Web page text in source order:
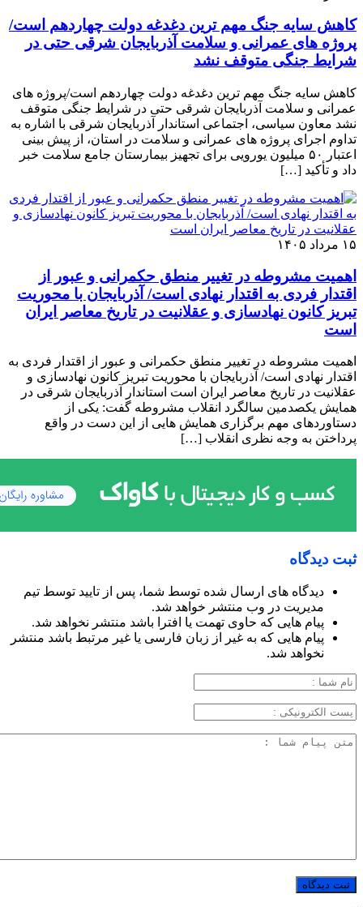
کاهش سایه جنگ مهم ‌ترین دغدغه دولت چهاردهم است/
پروژه ‌های عمرانی و سلامت آذربایجان شرقی حتی در
شرایط جنگی متوقف نشد
کاهش سایه جنگ مهم ‌ترین دغدغه دولت چهاردهم است/پروژه ‌های
عمرانی و سلامت آذربایجان شرقی حتی در شرایط جنگی متوقف
نشد معاون سیاسی، اجتماعی استاندار آذربایجان شرقی با اشاره به
تداوم اجرای پروژه ‌های عمرانی و سلامت در استان، از پیش ‌بینی
اعتبار ۵۰ میلیون یورویی برای تجهیز بیمارستان جامع سلامت خبر
داد و تأکید […]
۱۵ مرداد ۱۴۰۵
اهمیت مشروطه در تغییر منطق حکمرانی و عبور از
اقتدار فردی به اقتدار نهادی است/ آذربایجان با محوریت
تبریز کانون نهادسازی و عقلانیت در تاریخ معاصر ایران
است
اهمیت مشروطه در تغییر منطق حکمرانی و عبور از اقتدار فردی به
اقتدار نهادی است/ آذربایجان با محوریت تبریز کانون نهادسازی و
عقلانیت در تاریخ معاصر ایران است استاندار آذربایجان شرقی در
همایش یکصدمین سالگرد انقلاب مشروطه گفت: یکی از
دستاوردهای مهم برگزاری همایش هایی از این دست در واقع
پرداختن به وجه نظری انقلاب […]
ثبت دیدگاه
دیدگاه های ارسال شده توسط شما، پس از تایید توسط تیم
مدیریت در وب منتشر خواهد شد.
پیام هایی که حاوی تهمت یا افترا باشد منتشر نخواهد شد.
پیام هایی که به غیر از زبان فارسی یا غیر مرتبط باشد منتشر
نخواهد شد.